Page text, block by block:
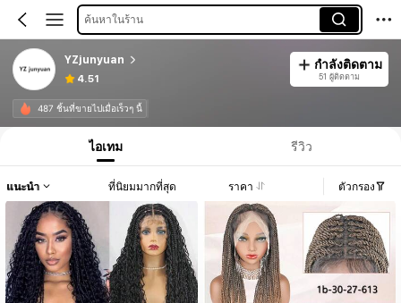
ค้นหาในร้าน
YZjunyuan
4.51
กำลังติดตาม
51 ผู้ติดตาม
487 ชิ้นที่ขายไปเมื่อเร็วๆ นี้
ไอเทม รีวิว
แนะนำ ที่นิยมมากที่สุด ราคา ตัวกรอง